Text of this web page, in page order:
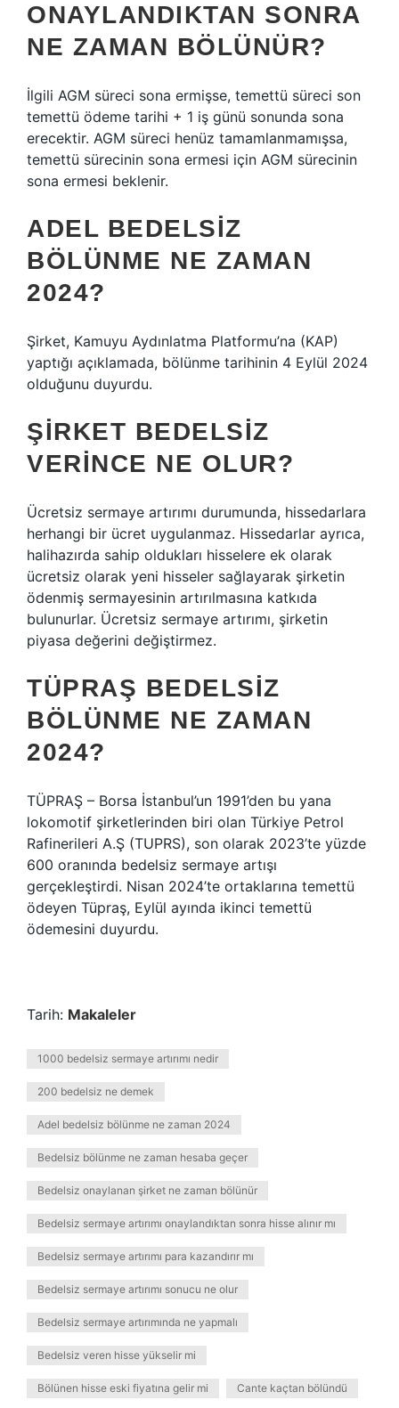
ONAYLANDIKTAN SONRA
NE ZAMAN BÖLÜNÜR?
İlgili AGM süreci sona ermişse, temettü süreci son
temettü ödeme tarihi + 1 iş günü sonunda sona
erecektir. AGM süreci henüz tamamlanmamışsa,
temettü sürecinin sona ermesi için AGM sürecinin
sona ermesi beklenir.
ADEL BEDELSIZ
BÖLÜNME NE ZAMAN
2024?
Şirket, Kamuyu Aydınlatma Platformu’na (KAP)
yaptığı açıklamada, bölünme tarihinin 4 Eylül 2024
olduğunu duyurdu.
ŞIRKET BEDELSIZ
VERINCE NE OLUR?
Ücretsiz sermaye artırımı durumunda, hissedarlara
herhangi bir ücret uygulanmaz. Hissedarlar ayrıca,
halihazırda sahip oldukları hisselere ek olarak
ücretsiz olarak yeni hisseler sağlayarak şirketin
ödenmiş sermayesinin artırılmasına katkıda
bulunurlar. Ücretsiz sermaye artırımı, şirketin
piyasa değerini değiştirmez.
TÜPRAŞ BEDELSIZ
BÖLÜNME NE ZAMAN
2024?
TÜPRAŞ – Borsa İstanbul’un 1991’den bu yana
lokomotif şirketlerinden biri olan Türkiye Petrol
Rafinerileri A.Ş (TUPRS), son olarak 2023’te yüzde
600 oranında bedelsiz sermaye artışı
gerçekleştirdi. Nisan 2024’te ortaklarına temettü
ödeyen Tüpraş, Eylül ayında ikinci temettü
ödemesini duyurdu.
Tarih: Makaleler
1000 bedelsiz sermaye artırımı nedir
200 bedelsiz ne demek
Adel bedelsiz bölünme ne zaman 2024
Bedelsiz bölünme ne zaman hesaba geçer
Bedelsiz onaylanan şirket ne zaman bölünür
Bedelsiz sermaye artırımı onaylandıktan sonra hisse alınır mı
Bedelsiz sermaye artırımı para kazandırır mı
Bedelsiz sermaye artırımı sonucu ne olur
Bedelsiz sermaye artırımında ne yapmalı
Bedelsiz veren hisse yükselir mi
Bölünen hisse eski fiyatına gelir mi Cante kaçtan bölündü